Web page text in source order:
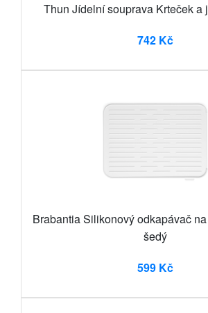
Thun Jídelní souprava Krteček a
742 Kč
Brabantia Silikonový odkapávač
šedý
599 Kč